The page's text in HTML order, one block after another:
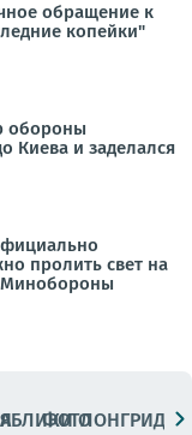
обращение к
копейки"
обороны
Киева и заделался
пролить свет на
Минобороны
ФОТОЛОНГРИДЫ